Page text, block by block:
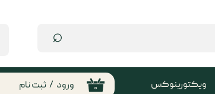
⌕
ویکتورینوکس ۰ ورود / ثبت نام